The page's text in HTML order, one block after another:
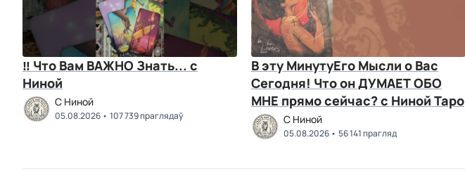
‼ Что Вам ВАЖНО Знать... с
Ниной
C Ниной
05.08.2026 107 739 праглядаў
В эту МинутуЕго Мысли о Вас
Сегодня! Что он ДУМАЕТ ОБО
МНЕ прямо сейчас? с Ниной Таро
C Ниной
05.08.2026 56 141 прагляд